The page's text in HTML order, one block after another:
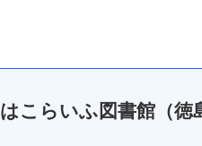
はこらいふ図書館（徳